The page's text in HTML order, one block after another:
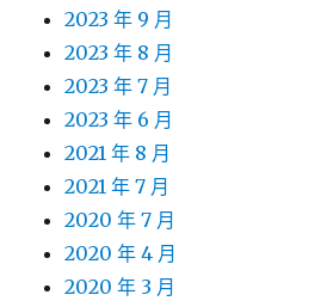
2023 年 9 月
2023 年 8 月
2023 年 7 月
2023 年 6 月
2021 年 8 月
2021 年 7 月
2020 年 7 月
2020 年 4 月
2020 年 3 月